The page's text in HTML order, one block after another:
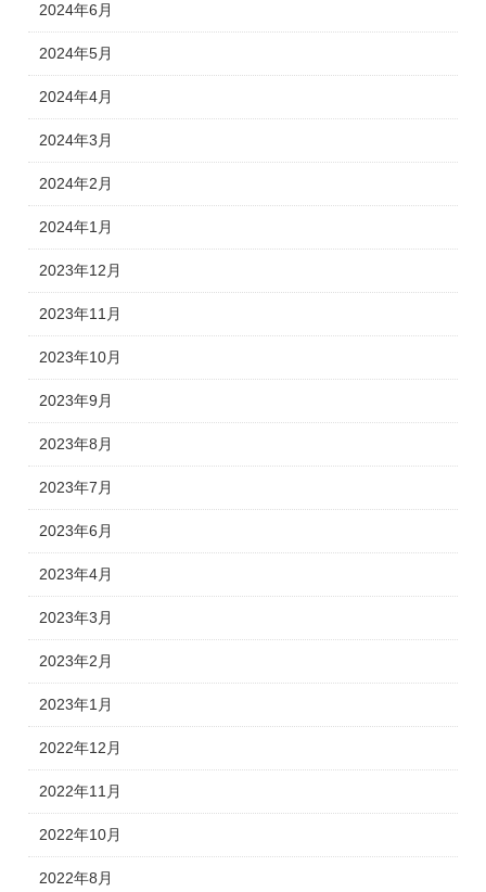
2024年6月
2024年5月
2024年4月
2024年3月
2024年2月
2024年1月
2023年12月
2023年11月
2023年10月
2023年9月
2023年8月
2023年7月
2023年6月
2023年4月
2023年3月
2023年2月
2023年1月
2022年12月
2022年11月
2022年10月
2022年8月